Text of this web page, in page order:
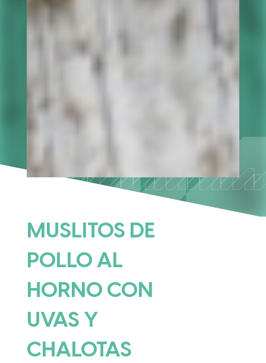
MUSLITOS DE
POLLO AL
HORNO CON
UVAS Y
CHALOTAS